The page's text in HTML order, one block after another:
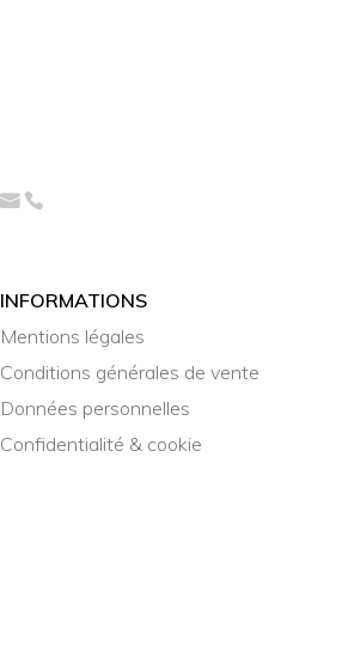
INFORMATIONS
Mentions légales
Conditions générales de vente
Données personnelles
Confidentialité & cookie